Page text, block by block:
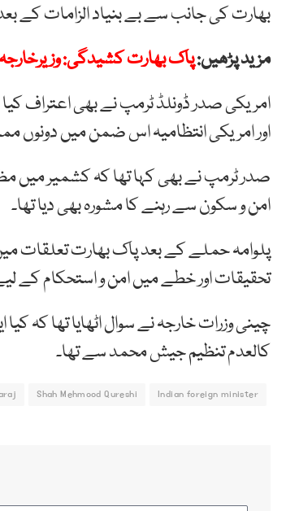
بھارت کی جانب سے بے بنیاد الزامات کے
مزید پڑھیں:پاک بھارت کشیدگی:
امریکی صدر ڈونلڈ ٹرمپ نے بھی اعتراف
اور امریکی انتظامیہ اس ضمن میں دونوں
صدر ٹرمپ نے بھی کہا تھا کہ کشمیر میں
امن و سکون سے رہنے کا مشورہ بھی دیا تھا۔
پلوامہ حملے کے بعد پاک بھارت تعلقات
تحقیقات اور خطے میں امن و استحکام کے لیے
چینی وزرات خارجہ نے سوال اٹھایا تھا کہ
کالعدم تنظیم جیش محمد سے تھا۔
Indian foreign minister
Shah Mehmood Qureshi